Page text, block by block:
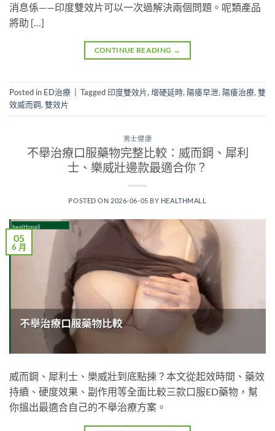
消息係——印度雙效片可以一次過解決兩個問題。呢類產品
將助 […]
CONTINUE READING →
Posted in ED治療 Tagged印度雙效片,增硬延時, 陽痿早泄, 陽痿治療,雙
效威而鋼,雙效片
男士健康
不舉治療口服藥物完整比較：威而鋼、犀利
士、樂威壯邊款最適合你？
POSTED ON 2026-06-05 BY HEALTHMALL
05
6 月
威而鋼、犀利士、樂威壯到底點揀？本文從起效時間、藥效
持續、硬度效果、副作用等全面比較三款口服ED藥物，幫
你搵出最適合自己的不舉治療方案。